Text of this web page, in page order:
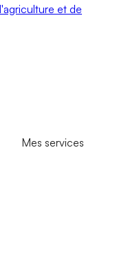
et de
Mes services